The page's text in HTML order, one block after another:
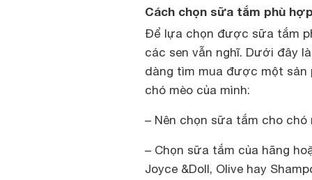
Cách chọn sữa tắm phù
Để lựa chọn được sữa tắm
các sen vẫn nghĩ. Dưới đây
dàng tìm mua được một
chó mèo của mình:
– Nên chọn sữa tắm cho chó
– Chọn sữa tắm của hãng
Joyce &Doll, Olive hay